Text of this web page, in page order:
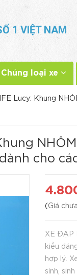
1 VIỆT NAM
Chủng loại xe
Lucy: Khung
cho
( Giá
XE ĐẠP
kiểu
hợp lý.
sinh,